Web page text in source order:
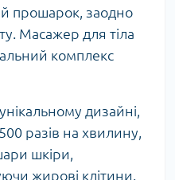
прошарок, заодно
Масажер для тіла
комплекс
дизайні,
разів на хвилину,
шкіри,
жирові клітини.